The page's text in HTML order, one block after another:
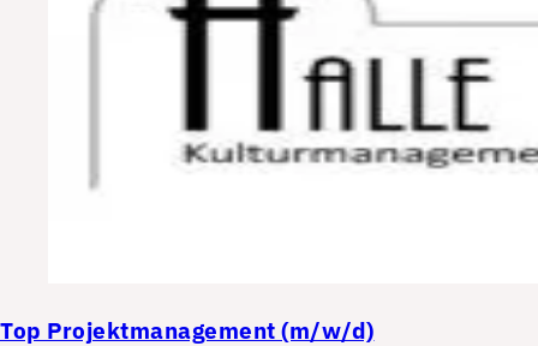
Top Projektmanagement (m/w/d)